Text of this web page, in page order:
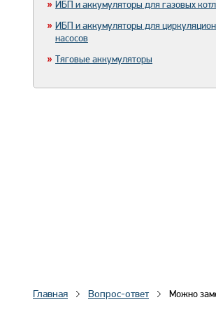
ИБП и аккумуляторы для газовых
ИБП и аккумуляторы для
насосов
Тяговые аккумуляторы
Главная Вопрос-ответ Можно